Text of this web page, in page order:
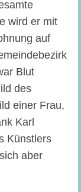
wird er mit
auf
Blut
des
einer Frau,
Karl
Künstlers
aber